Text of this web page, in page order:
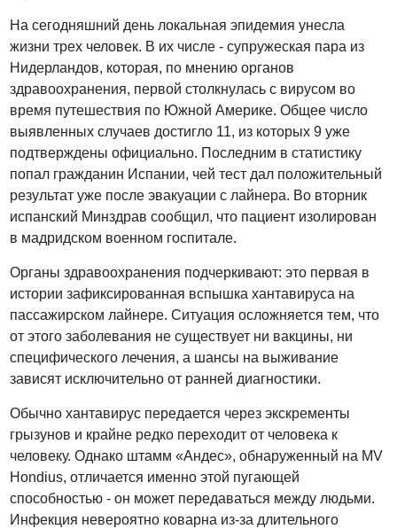
На сегодняшний день локальная эпидемия унесла
жизни трех человек. В их числе - супружеская пара из
Нидерландов, которая, по мнению органов
здравоохранения, первой столкнулась с вирусом во
время путешествия по Южной Америке. Общее число
выявленных случаев достигло 11, из которых 9 уже
подтверждены официально. Последним в статистику
попал гражданин Испании, чей тест дал положительный
результат уже после эвакуации с лайнера. Во вторник
испанский Минздрав сообщил, что пациент изолирован
в мадридском военном госпитале.
Органы здравоохранения подчеркивают: это первая в
истории зафиксированная вспышка хантавируса на
пассажирском лайнере. Ситуация осложняется тем, что
от этого заболевания не существует ни вакцины, ни
специфического лечения, а шансы на выживание
зависят исключительно от ранней диагностики.
Обычно хантавирус передается через экскременты
грызунов и крайне редко переходит от человека к
человеку. Однако штамм «Андес», обнаруженный на MV
Hondius, отличается именно этой пугающей
способностью - он может передаваться между людьми.
Инфекция невероятно коварна из-за длительного